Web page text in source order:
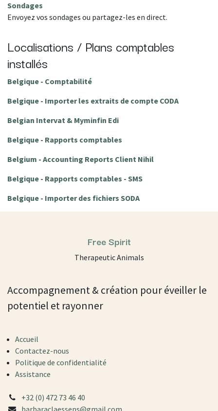
Sondages
Envoyez vos sondages ou partagez-les en direct.
Localisations / Plans comptables
installés
Belgique - Comptabilité
Belgique - Importer les extraits de compte CODA
Belgian Intervat & Myminfin Edi
Belgique - Rapports comptables
Belgium - Accounting Reports Client Nihil
Belgique - Rapports comptables - SMS
Belgique - Importer des fichiers SODA
Free Spirit
Therapeutic Animals
Accompagnement & création pour éveiller le
potentiel et rayonner
Accueil
Contactez-nous
Politique de confidentialité
Assistance
+32 (0) 472 73 46 40